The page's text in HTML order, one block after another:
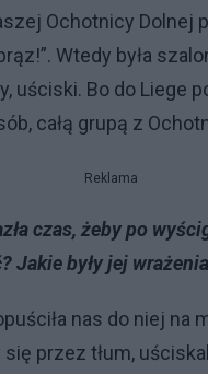
Ochotnicy Dolnej
Wtedy była
uściski. Bo do Liege
całą grupą z
Reklama
czas, żeby po
Jakie były jej
nas do niej na
przez tłum,